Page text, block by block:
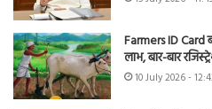
Farmers ID Card
लाभ, बार-बार
10 July 2026 -